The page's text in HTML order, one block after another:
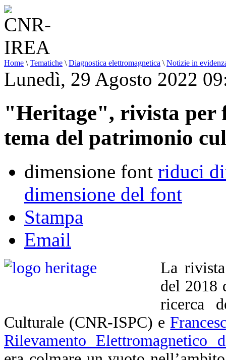
Home \ Tematiche \ Diagnostica elettromagnetica \ Notizie in
Lunedì, 29 Agosto 2022
"Heritage", rivista per
tema del patrimonio
dimensione font riduci
dimensione del font
Stampa
Email
La
del 2018
ricerca
Culturale (CNR-ISPC) e
Rilevamento Elettromagnetico